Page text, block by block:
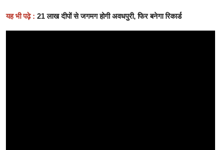
यह भी पढ़े : 21 लाख दीपों से जगमग होगी अवधपुरी, फिर बनेगा रिकार्ड